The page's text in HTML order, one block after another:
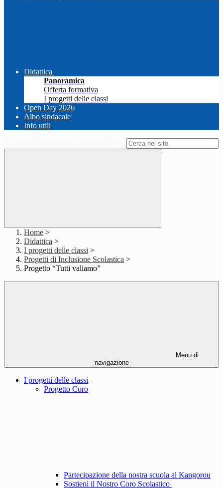
Didattica
Panoramica
Offerta formativa
I progetti delle classi
Open Day 2026
Albo sindacale
Info utili
Home >
Didattica >
I progetti delle classi >
Progetti di Inclusione Scolastica >
Progetto “Tutti valiamo”
Menu di
navigazione
I progetti delle classi
Progetto Coro
Partecipazione della nostra scuola al Kangorou
Sostieni il Nostro Coro Scolastico